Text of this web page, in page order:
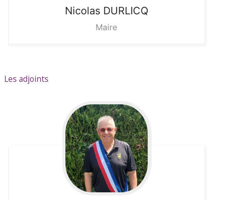
Nicolas DURLICQ
Maire
Les adjoints